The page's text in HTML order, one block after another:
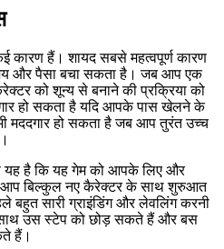
कारण हैं। शायद सबसे महत्वपूर्ण कारण
और पैसा बचा सकता है। जब आप एक
को शून्य से बनाने की प्रक्रिया को
हो सकता है यदि आपके पास खेलने के
मददगार हो सकता है जब आप तुरंत उच्च
है कि यह गेम को आपके लिए और
आप बिल्कुल नए कैरेक्टर के साथ शुरुआत
सारी ग्राइंडिंग और लेवलिंग करनी
उस स्टेप को छोड़ सकते हैं और बस
हैं।